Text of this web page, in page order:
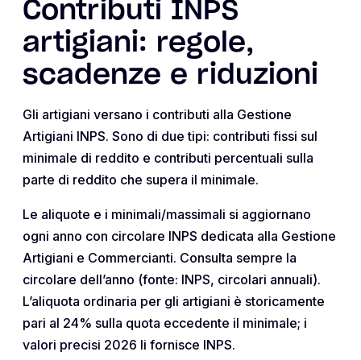
Contributi INPS
artigiani: regole,
scadenze e riduzioni
Gli artigiani versano i contributi alla Gestione
Artigiani INPS. Sono di due tipi: contributi fissi sul
minimale di reddito e contributi percentuali sulla
parte di reddito che supera il minimale.
Le aliquote e i minimali/massimali si aggiornano
ogni anno con circolare INPS dedicata alla Gestione
Artigiani e Commercianti. Consulta sempre la
circolare dell’anno (fonte: INPS, circolari annuali).
L’aliquota ordinaria per gli artigiani è storicamente
pari al 24% sulla quota eccedente il minimale; i
valori precisi 2026 li fornisce INPS.